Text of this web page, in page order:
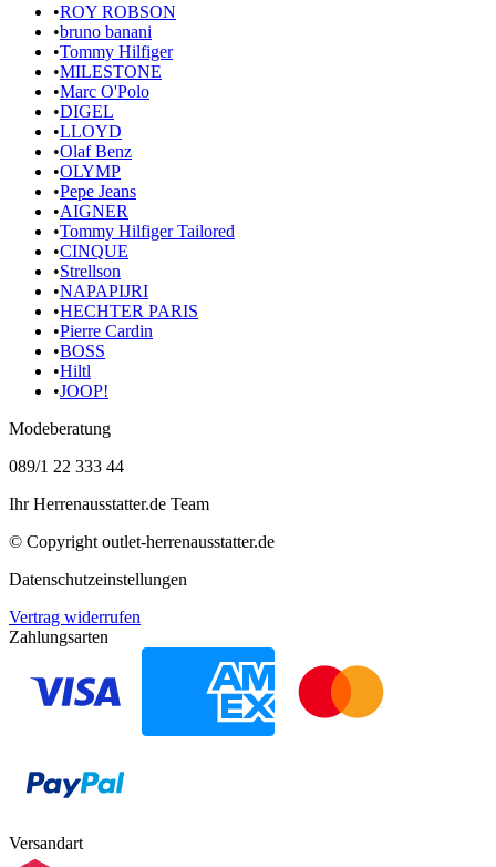
•ROY ROBSON
•bruno banani
•Tommy Hilfiger
•MILESTONE
•Marc O'Polo
•DIGEL
•LLOYD
•Olaf Benz
•OLYMP
•Pepe Jeans
•AIGNER
•Tommy Hilfiger Tailored
•CINQUE
•Strellson
•NAPAPIJRI
•HECHTER PARIS
•Pierre Cardin
•BOSS
•Hiltl
•JOOP!
Modeberatung
089/1 22 333 44
Ihr Herrenausstatter.de Team
© Copyright outlet-herrenausstatter.de
Datenschutzeinstellungen
Vertrag widerrufen
Zahlungsarten
Versandart